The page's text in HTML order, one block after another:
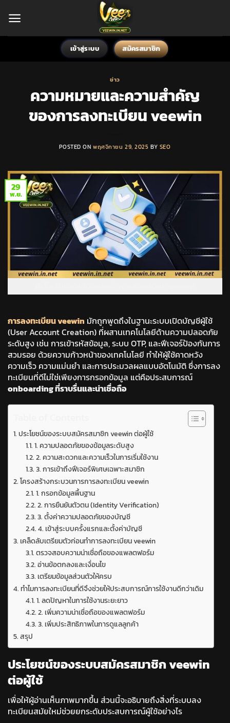
เข้าสู่ระบบ สมัครสมาชิก
ข่าว
ความหมายและความสำคัญ
ของการลงทะเบียน veewin
POSTED ONพฤศจิกายน 29, 2025 BY SEO
29
พ.ย.
การลงทะเบียน veewin มักถูกพูดถึงในฐานะระบบเปิดบัญชีผู้ใช้
(User Account Creation) ที่ผสานเทคโนโลยีด้านความปลอดภัย
ระดับสูง เช่น การเข้ารหัสข้อมูล, ระบบ OTP, และฟีเจอร์ป้องกันการ
สวมรอย ด้วยความก้าวหน้าของเทคโนโลยี ทำให้ผู้ใช้คาดหวัง
ความเร็ว ความแม่นยำ และการประมวลผลแบบอัตโนมัติ ซึ่งการลง
ทะเบียนที่ดีไม่ใช่เพียงการกรอกข้อมูล แต่คือประสบการณ์
onboarding ที่ราบรื่นและน่าเชื่อถือ
ประโยชน์ของระบบสมัครสมาชิก veewin ต่อผู้ใช้
1. ความปลอดภัยของข้อมูลระดับสูง
2. ความสะดวกและความเร็วในการเริ่มใช้งาน
3. การเข้าถึงฟีเจอร์พิเศษเฉพาะสมาชิก
โครงสร้างกระบวนการการลงทะเบียน veewin
1. กรอกข้อมูลพื้นฐาน
2. การยืนยันตัวตน (Identity Verification)
3. ตั้งค่าความปลอดภัยของบัญชี
4. เข้าสู่ระบบครั้งแรกและตั้งค่าบัญชี
เคล็ดลับเตรียมตัวก่อนทำการลงทะเบียน veewin
ตรวจสอบความน่าเชื่อถือของแพลตฟอร์ม
อ่านข้อตกลงและเงื่อนไข
เตรียมข้อมูลส่วนตัวให้ครบ
ทำไมการลงทะเบียนที่ดีจึงช่วยให้ประสบการณ์การใช้งานดีกว่าเดิม
1. ลดปัญหาในการใช้งานระยะยาว
2. เพิ่มความน่าเชื่อถือของแพลตฟอร์ม
3. เพิ่มประสิทธิภาพในการดูแลลูกค้า
สรุป
ประโยชน์ของระบบสมัครสมาชิก veewin
ต่อผู้ใช้
เพื่อให้ผู้อ่านเห็นภาพมากขึ้น ส่วนนี้จะอธิบายถึงสิ่งที่ระบบลง
ทะเบียนสมัยใหม่ช่วยยกระดับประสบการณ์ผู้ใช้อย่างไร